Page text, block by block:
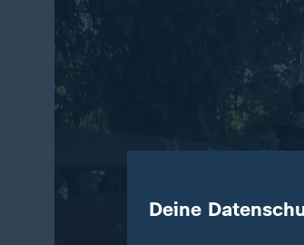
Deine